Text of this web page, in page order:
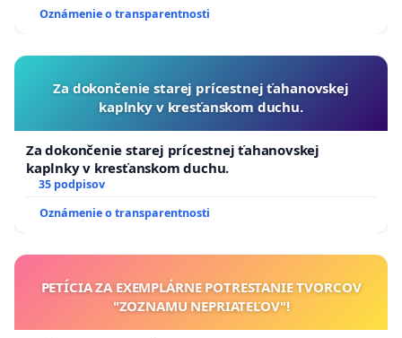
Oznámenie o transparentnosti
Za dokončenie starej prícestnej ťahanovskej
kaplnky v kresťanskom duchu.
Za dokončenie starej prícestnej ťahanovskej
kaplnky v kresťanskom duchu.
35 podpisov
Oznámenie o transparentnosti
PETÍCIA ZA EXEMPLÁRNE POTRESTANIE TVORCOV
"ZOZNAMU NEPRIATEĽOV"!